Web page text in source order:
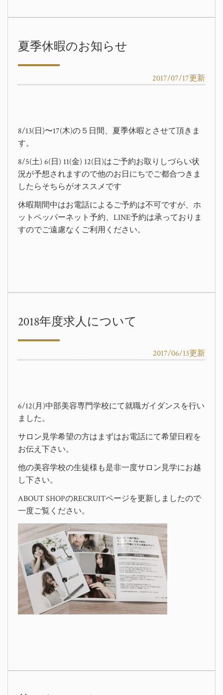
夏季休暇のお知らせ
2017/07/17更新
8/13(日)〜17(木)の５日間、夏季休暇とさせて頂きま
す。
8/5(土) 6(日) 11(金) 12(日)はご予約お取りしづらい状
況が予想されますので他のお日にちでご都合つきま
したらそちらがオススメです
休暇期間中はお電話によるご予約は不可ですが、ホ
ットペッパーネット予約、LINE予約は承っておりま
すのでご遠慮なくご利用ください。
2018年度求人について
2017/06/13更新
6/12(月)中部美容専門学校にて就職ガイダンスを行い
ました。
サロン見学希望の方はまずはお電話にて希望日程を
お伝え下さい。
他の美容学校の生徒様も是非一度サロン見学にお越
し下さい。
ABOUT SHOPのRECRUITページを更新しましたので
一度ご覧ください。